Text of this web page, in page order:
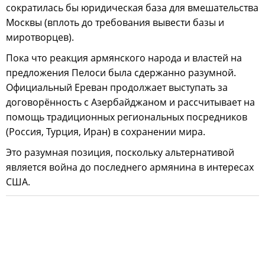
сократилась бы юридическая база для вмешательства
Москвы (вплоть до требования вывести базы и
миротворцев).
Пока что реакция армянского народа и властей на
предложения Пелоси была сдержанно разумной.
Официальный Ереван продолжает выступать за
договорённость с Азербайджаном и рассчитывает на
помощь традиционных региональных посредников
(Россия, Турция, Иран) в сохранении мира.
Это разумная позиция, поскольку альтернативой
является война до последнего армянина в интересах
США.